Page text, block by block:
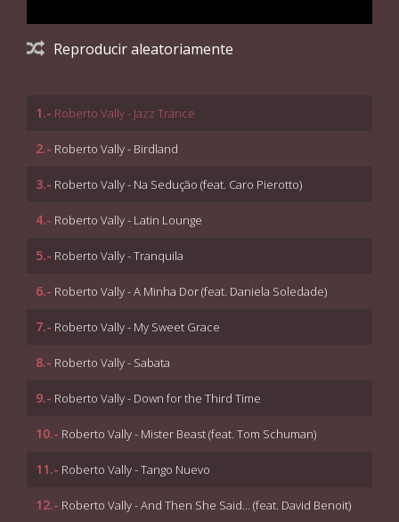
Reproducir aleatoriamente
1.- Roberto Vally - Jazz Trance
2.- Roberto Vally - Birdland
3.- Roberto Vally - Na Sedução (feat. Caro Pierotto)
4.- Roberto Vally - Latin Lounge
5.- Roberto Vally - Tranquila
6.- Roberto Vally - A Minha Dor (feat. Daniela Soledade)
7.- Roberto Vally - My Sweet Grace
8.- Roberto Vally - Sabata
9.- Roberto Vally - Down for the Third Time
10.- Roberto Vally - Mister Beast (feat. Tom Schuman)
11.- Roberto Vally - Tango Nuevo
12.- Roberto Vally - And Then She Said… (feat. David Benoit)